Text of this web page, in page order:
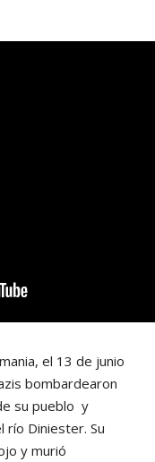
el 13 de junio
bombardearon
su pueblo y
río Diniester. Su
y murió